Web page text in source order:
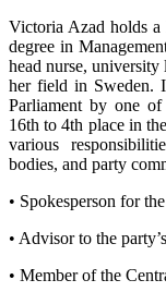
Victoria Azad holds a
degree in
head nurse, university
her field in Sweden.
Parliament by one
16th to 4th place in
various
bodies, and party
• Spokesperson for
• Advisor to the
• Member of the